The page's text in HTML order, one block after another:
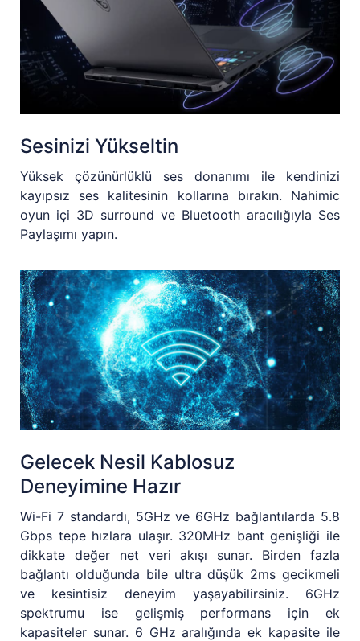
Sesinizi Yükseltin
Yüksek çözünürlüklü ses donanımı ile kendinizi
kayıpsız ses kalitesinin kollarına bırakın. Nahimic
oyun içi 3D surround ve Bluetooth aracılığıyla Ses
Paylaşımı yapın.
Gelecek Nesil Kablosuz
Deneyimine Hazır
Wi-Fi 7 standardı, 5GHz ve 6GHz bağlantılarda 5.8
Gbps tepe hızlara ulaşır. 320MHz bant genişliği ile
dikkate değer net veri akışı sunar. Birden fazla
bağlantı olduğunda bile ultra düşük 2ms gecikmeli
ve kesintisiz deneyim yaşayabilirsiniz. 6GHz
spektrumu ise gelişmiş performans için ek
kapasiteler sunar. 6 GHz aralığında ek kapasite ile